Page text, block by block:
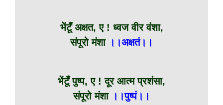
भेंटूँ अक्षत, ए ! ध्वज वीर वंशा,
संपूरो मंशा ।।अक्षतं।।
भेंटूँ पुष्प, ए ! दूर आत्म प्रशंसा,
संपूरो मंशा।।पुष्पं।।